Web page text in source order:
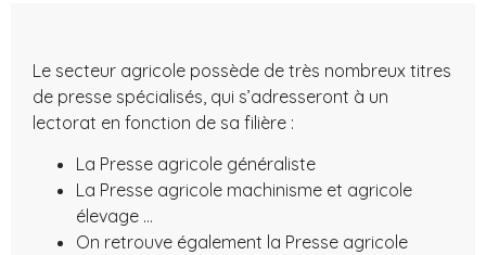
Le secteur agricole possède de très nombreux titres
de presse spécialisés, qui s’adresseront à un
lectorat en fonction de sa filière :
La Presse agricole généraliste
La Presse agricole machinisme et agricole
élevage …
On retrouve également la Presse agricole